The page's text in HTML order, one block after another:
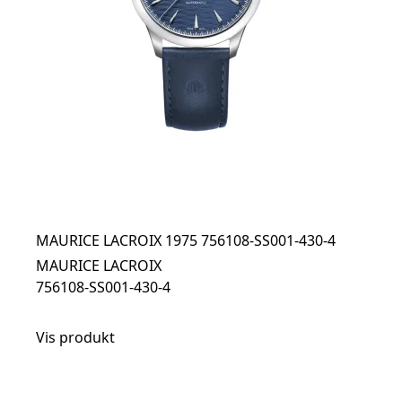
MAURICE LACROIX 1975 756108-SS001-430-4
MAURICE LACROIX
756108-SS001-430-4
Vis produkt